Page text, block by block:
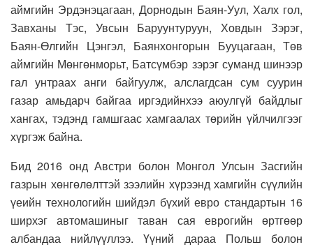
аймгийн Эрдэнэцагаан, Дорнодын Баян-Уул, Халх гол,
Завханы Тэс, Увсын Баруунтуруун, Ховдын Зэрэг,
Баян-Өлгийн Цэнгэл, Баянхонгорын Бууцагаан, Төв
аймгийн Мөнгөнморьт, Батсүмбэр зэрэг суманд шинээр
гал унтраах анги байгуулж, алслагдсан сум суурин
газар амьдарч байгаа иргэдийнхээ аюулгүй байдлыг
хангах, тэдэнд гамшгаас хамгаалах төрийн үйлчилгээг
хүргэж байна.
Бид 2016 онд Австри болон Монгол Улсын Засгийн
газрын хөнгөлөлттэй зээлийн хүрээнд хамгийн сүүлийн
үеийн технологийн шийдэл бүхий евро стандартын 16
ширхэг автомашиныг таван сая еврогийн өртгөөр
албандаа нийлүүллээ. Үүний дараа Польш болон